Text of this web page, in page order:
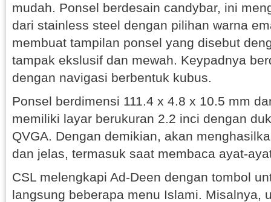
mudah. Ponsel berdesain candybar, ini
dari stainless steel dengan pilihan warna
membuat tampilan ponsel yang disebut
tampak ekslusif dan mewah. Keypadnya
dengan navigasi berbentuk kubus.
Ponsel berdimensi 111.4 x 4.8 x 10.5 mm
memiliki layar berukuran 2.2 inci dengan
QVGA. Dengan demikian, akan
dan jelas, termasuk saat membaca ayat-
CSL melengkapi Ad-Deen dengan tombol
langsung beberapa menu Islami. Misalnya,